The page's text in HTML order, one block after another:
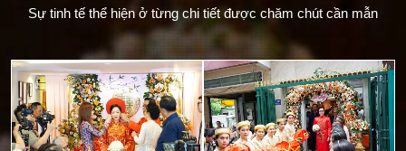
Sự tinh tế thể hiện ở từng chi tiết được chăm chút cần mẫn